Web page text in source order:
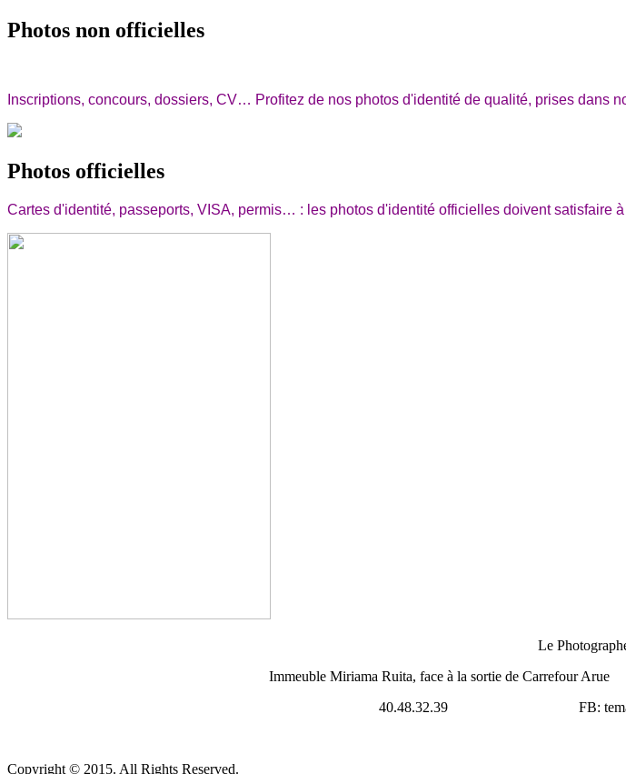
Photos non officielles
Inscriptions, concours, dossiers, CV… Profitez de nos photos d'identité de qualité, prises dans
Photos officielles
Cartes d'identité, passeports, VISA, permis… : les photos d'identité officielles doivent satisfaire
Le
Immeuble Miriama Ruita, face à la sortie de Carrefour
40.48.32.39 FB:
Copyright © 2015. All Rights Reserved.